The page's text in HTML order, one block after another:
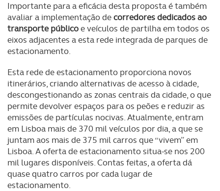
Importante para a eficácia desta proposta é também
avaliar a implementação decorredores dedicados ao
transporte públicoe veículos de partilha em todos os
eixos adjacentes a esta rede integrada de parques de
estacionamento.
Esta rede de estacionamento proporciona novos
itinerários, criando alternativas de acesso à cidade,
descongestionando as zonas centrais da cidade, o que
permite devolver espaços para os peões e reduzir as
emissões de partículas nocivas. Atualmente, entram
em Lisboa mais de 370 mil veículos por dia, a que se
juntam aos mais de 375 mil carros que “vivem” em
Lisboa. A oferta de estacionamento situa-se nos 200
mil lugares disponíveis. Contas feitas, a oferta dá
quase quatro carros por cada lugar de
estacionamento.